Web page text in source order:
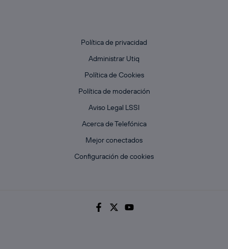
Política de privacidad
Administrar Utiq
Política de Cookies
Política de moderación
Aviso Legal LSSI
Acerca de Telefónica
Mejor conectados
Configuración de cookies